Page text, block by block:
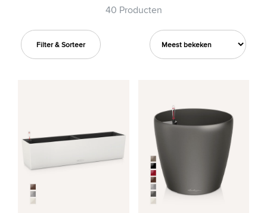
40 Producten
Filter & Sorteer